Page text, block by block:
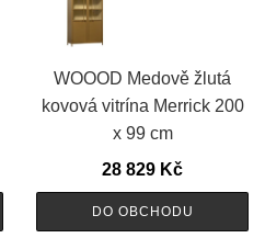
WOOOD Medově žlutá
kovová vitrína Merrick 200
x 99 cm
28 829 Kč
DO OBCHODU